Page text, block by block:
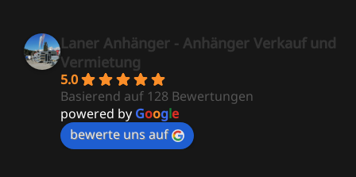
Laner Anhänger - Anhänger Verkauf und
Vermietung
5.0
Basierend auf 128 Bewertungen
powered by Google
bewerte uns auf